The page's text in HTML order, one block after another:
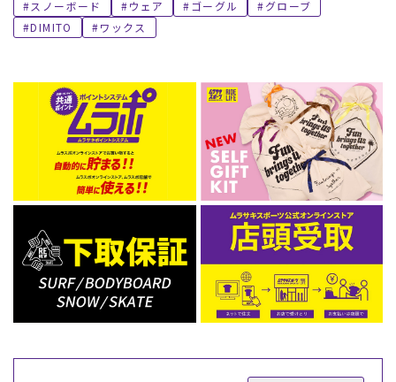
スノーボード ウェア ゴーグル
グローブ
DIMITO
ワックス